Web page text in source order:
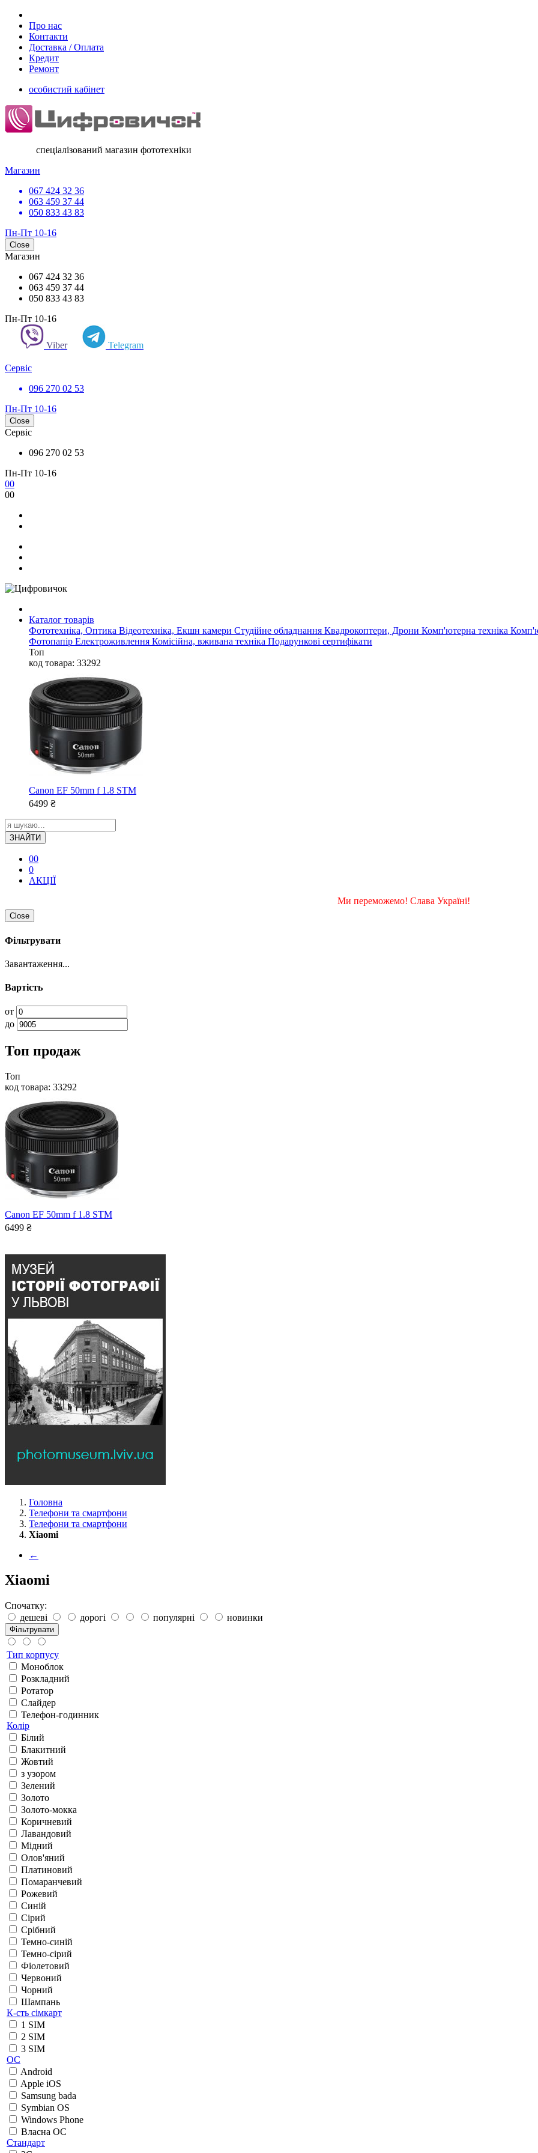
Про нас
Контакти
Доставка / Оплата
Кредит
Ремонт
особистий кабінет
спеціалізований магазин фототехніки
Магазин
067 424 32 36
063 459 37 44
050 833 43 83
Пн-Пт 10-16
Close
Магазин
067 424 32 36
063 459 37 44
050 833 43 83
Пн-Пт 10-16
Viber Telegram
Сервіс
096 270 02 53
Пн-Пт 10-16
Close
Сервіс
096 270 02 53
Пн-Пт 10-16
00
00
Каталог товарів
Фототехніка, Оптика Відеотехніка, Екшн камери Студійне обладнання Квадрокоптери, Дрони Комп'ютерна техніка
Фотопапір Електроживлення Комісійна, вживана техніка Подарункові сертифікати
Топ
код товара: 33292
Canon EF 50mm f 1.8 STM
6499 ₴
ЗНАЙТИ
00
0
АКЦІЇ
Ми переможемо! Слава Україні!
Close
Фільтрувати
Завантаження...
Вартість
от
до
Топ продаж
Топ
код товара: 33292
Canon EF 50mm f 1.8 STM
6499 ₴
Головна
Телефони та смартфони
Телефони та смартфони
Xiaomi
←
Xiaomi
Спочатку:
дешеві
дорогі популярні новинки
Фільтрувати
Тип корпусу
Моноблок
Розкладний
Ротатор
Слайдер
Телефон-годинник
Колір
Білий
Блакитний
Жовтий
з узором
Зелений
Золото
Золото-мокка
Коричневий
Лавандовий
Мідний
Олов'яний
Платиновий
Помаранчевий
Рожевий
Синій
Сірий
Срібний
Темно-синій
Темно-сірий
Фіолетовий
Червоний
Чорний
Шампань
К-сть сімкарт
1 SIM
2 SIM
3 SIM
ОС
Android
Apple iOS
Samsung bada
Symbian OS
Windows Phone
Власна ОС
Стандарт